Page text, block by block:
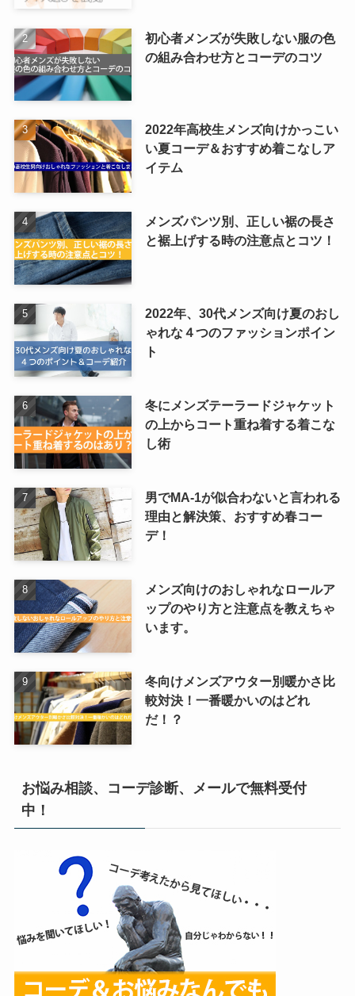
初心者メンズが失敗しない服の色
の組み合わせ方とコーデのコツ
2022年高校生メンズ向けかっこい
い夏コーデ＆おすすめ着こなしア
イテム
メンズパンツ別、正しい裾の長さ
と裾上げする時の注意点とコツ！
2022年、30代メンズ向け夏のおし
ゃれな４つのファッションポイン
ト
冬にメンズテーラードジャケット
の上からコート重ね着する着こな
し術
男でMA-1が似合わないと言われる
理由と解決策、おすすめ春コー
デ！
メンズ向けのおしゃれなロールア
ップのやり方と注意点を教えちゃ
います。
冬向けメンズアウター別暖かさ比
較対決！一番暖かいのはどれ
だ！？
お悩み相談、コーデ診断、メールで無料受付
中！